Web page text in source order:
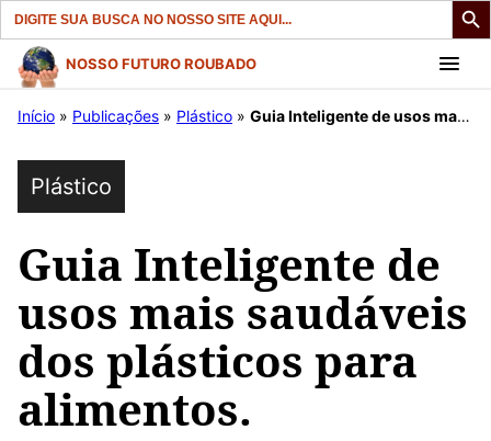
Search
for:
Pular
para
conteúdo
NOSSO FUTURO ROUBADO
Início » Publicações » Plástico » Guia Inteligente de usos mais saudáveis dos plásticos para alimentos.
Plástico
Guia Inteligente de
usos mais saudáveis
dos plásticos para
alimentos.